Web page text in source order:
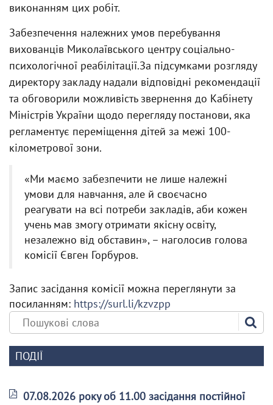
виконанням цих робіт.
Забезпечення належних умов перебування
вихованців Миколаївського центру соціально-
психологічної реабілітації.За підсумками розгляду
директору закладу надали відповідні рекомендації
та обговорили можливість звернення до Кабінету
Міністрів України щодо перегляду постанови, яка
регламентує переміщення дітей за межі 100-
кілометрової зони.
«Ми маємо забезпечити не лише належні
умови для навчання, але й своєчасно
реагувати на всі потреби закладів, аби кожен
учень мав змогу отримати якісну освіту,
незалежно від обставин», – наголосив голова
комісії Євген Горбуров.
Запис засідання комісії можна переглянути за
посиланням: https://surl.li/kzvzpp
ПОДІЇ
07.08.2026 року об 11.00 засідання постійної